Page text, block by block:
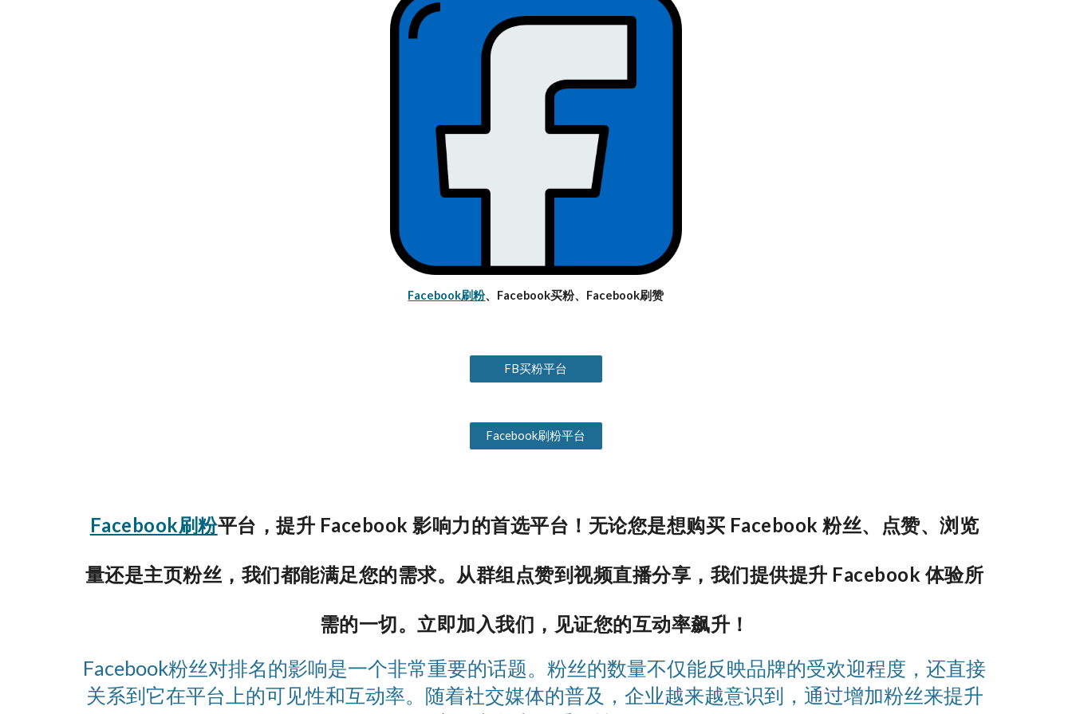
Facebook刷粉、Facebook买粉、Facebook刷赞
FB买粉平台
Facebook刷粉平台
Facebook刷粉平台，提升 Facebook 影响力的首选平台！无论您是想购买 Facebook 粉丝、点赞、浏览
量还是主页粉丝，我们都能满足您的需求。从群组点赞到视频直播分享，我们提供提升 Facebook 体验所
需的一切。立即加入我们，见证您的互动率飙升！
Facebook粉丝对排名的影响是一个非常重要的话题。粉丝的数量不仅能反映品牌的受欢迎程度，还直接
关系到它在平台上的可见性和互动率。随着社交媒体的普及，企业越来越意识到，通过增加粉丝来提升